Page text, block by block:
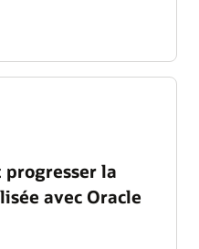
progresser la
avec Oracle